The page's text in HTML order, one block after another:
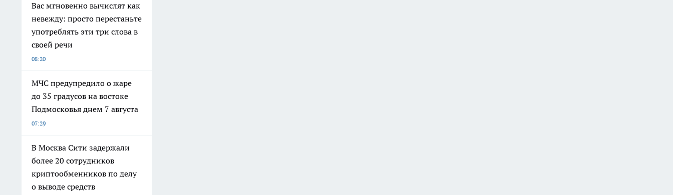
Вас мгновенно вычислят как
невежду: просто перестаньте
употреблять эти три слова в
своей речи
08:20
МЧС предупредило о жаре
до 35 градусов на востоке
Подмосковья днем 7 августа
07:29
В Москва Сити задержали
более 20 сотрудников
криптообменников по делу
о выводе средств